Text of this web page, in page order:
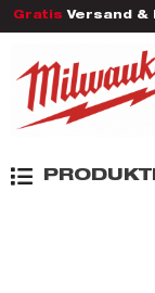
Gratis Versand &